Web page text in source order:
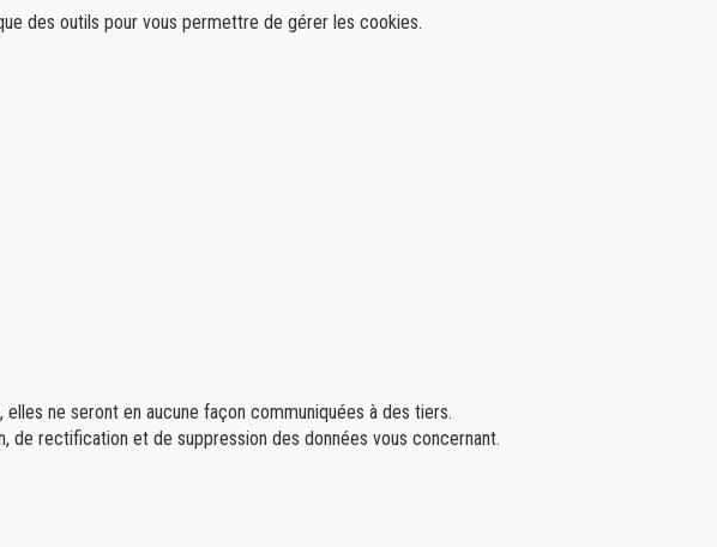
des outils pour vous permettre de gérer les cookies.
ne seront en aucune façon communiquées à des tiers.
rectification et de suppression des données vous concernant.